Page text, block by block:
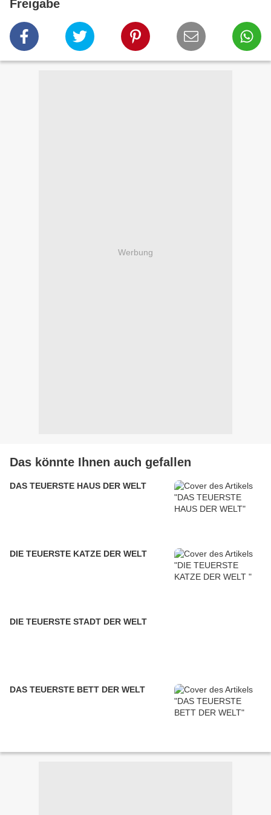
Freigabe
Werbung
Das könnte Ihnen auch gefallen
DAS TEUERSTE HAUS DER WELT
DIE TEUERSTE KATZE DER WELT
DIE TEUERSTE STADT DER WELT
DAS TEUERSTE BETT DER WELT